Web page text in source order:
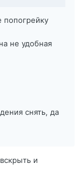
попогрейку
не удобная
снять, да
и